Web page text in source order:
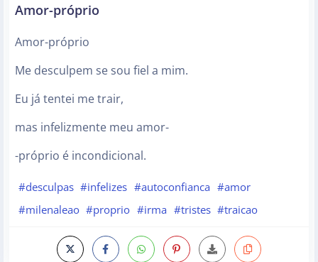
Amor-próprio
Amor-próprio
Me desculpem se sou fiel a mim.
Eu já tentei me trair,
mas infelizmente meu amor-
-próprio é incondicional.
#desculpas #infelizes #autoconfianca #amor
#milenaleao #proprio #irma #tristes #traicao